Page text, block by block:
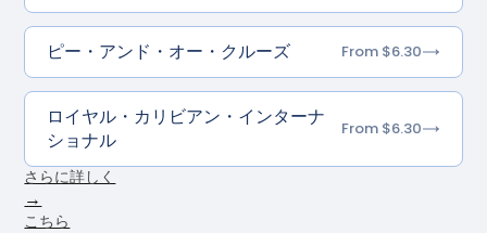
ピー・アンド・オー・クルーズ From $6.30
ロイヤル・カリビアン・インターナ
ショナル
From $6.30
さらに詳しく
→
こちら